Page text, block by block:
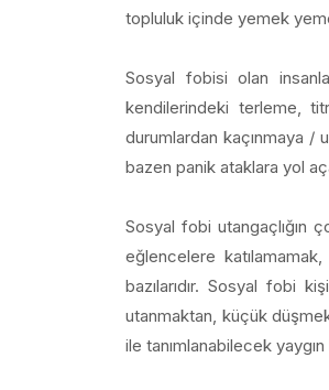
topluluk içinde yemek
Sosyal fobisi olan
kendilerindeki terleme,
durumlardan kaçınmaya /
bazen panik ataklara yol
Sosyal fobi utangaçlığın
eğlencelere
bazılarıdır. Sosyal fobi
utanmaktan, küçük
ile tanımlanabilecek